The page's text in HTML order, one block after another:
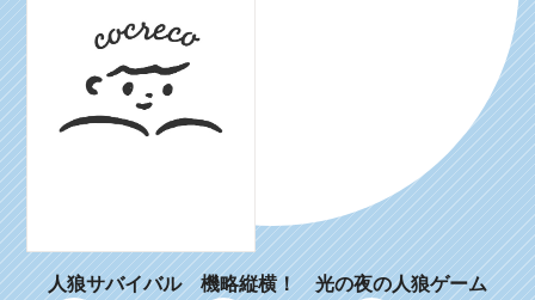
人狼サバイバル 機略縦横！ 光の夜の人狼ゲーム